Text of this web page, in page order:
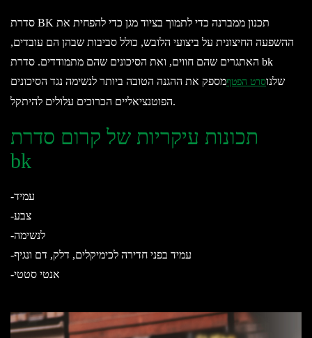
סדרת BK תכנון ממברנה כדי לתמוך בציוד מגן כדי להפחית את
ההשפעה החיצונית על ביצועי הלובש, כולל סביבות שבהן הם עובדים,
האתגרים שהם חווים, ואת הסיכונים שהם מתמודדים. סדרת bk
שלנוסרט הפטףמספק את ההגנה הטובה ביותר לנשימה נגד הסיכונים
הפוטנציאליים הכרוכים עלולים להיתקל.
תכונות עיקריות של קרום סדרת
bk
-עמיד
-צבע
-לנשימה
-עמיד בפני חדירה לכימיקלים, דלק, דם ונגיף
-אנטי סטטי